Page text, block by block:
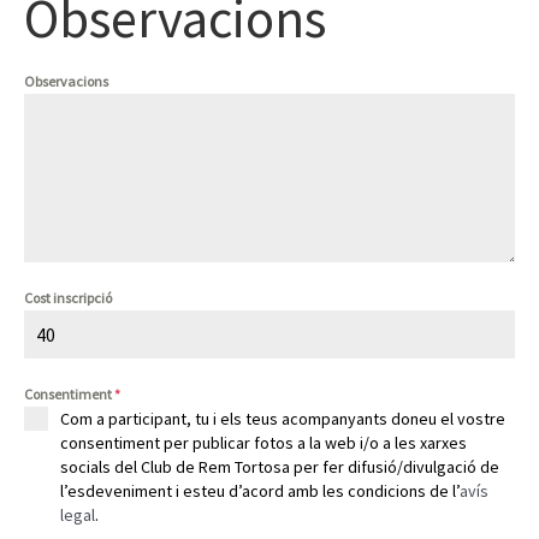
Observacions
Observacions
Cost inscripció
Consentiment*
Com a participant, tu i els teus acompanyants doneu el vostre
consentiment per publicar fotos a la web i/o a les xarxes
socials del Club de Rem Tortosa per fer difusió/divulgació de
l’esdeveniment i esteu d’acord amb les condicions de l’avís
legal.